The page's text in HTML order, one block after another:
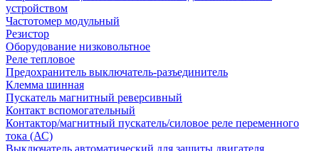
устройством
Частотомер модульный
Резистор
Оборудование низковольтное
Реле тепловое
Предохранитель выключатель-разъединитель
Клемма шинная
Пускатель магнитный реверсивный
Контакт вспомогательный
Контактор/магнитный пускатель/силовое реле переменного
тока (АС)
Выключатель автоматический для защиты двигателя